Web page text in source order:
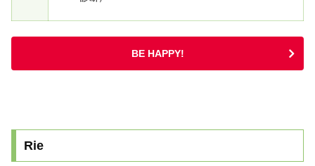
BE HAPPY!
Rie